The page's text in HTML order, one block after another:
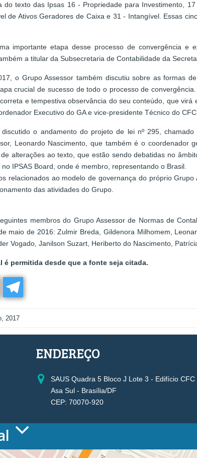
do texto das Ipsas 16 - Propriedade para Investimento,
de Ativos Geradores de Caixa e 31 - Intangível. Essas
importante etapa desse processo de convergência
a titular da Subsecretaria de Contabilidade da
o Grupo Assessor também discutiu sobre as formas
crucial de sucesso de todo o processo de
e tempestiva observância do seu conteúdo, que
Executivo do GA e vice-presidente Técnico do
o andamento do projeto de lei nº 295,
Leonardo Nascimento, que também é o
alterações ao texto, que estão sendo debatidas no
IPSAS Board, onde é membro, representando o Brasil.
relacionados ao modelo de governança do próprio
das atividades do Grupo.
membros do Grupo Assessor de Normas de
maio de 2016: Zulmir Breda, Gildenora Milhomem,
Vogado, Janilson Suzart, Heriberto do Nascimento,
é permitida desde que a fonte seja citada.
2017
ENDEREÇO
SAUS Quadra 5 Bloco J Lote 3 - Edifício CFC
Asa Sul - Brasília/DF
CEP: 70070-920
VICE-